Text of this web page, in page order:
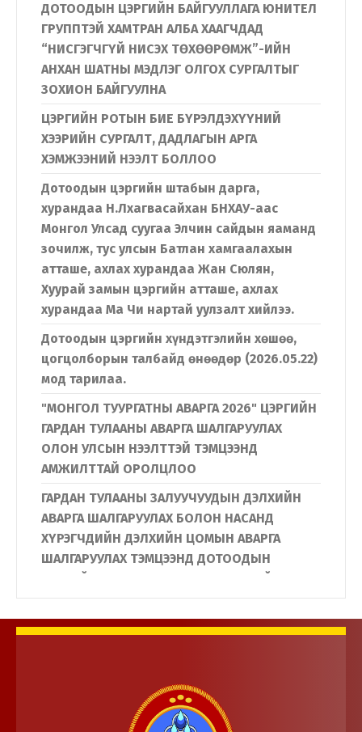
ДОТООДЫН ЦЭРГИЙН БАЙГУУЛЛАГА ЮНИТЕЛ
ГРУППТЭЙ ХАМТРАН АЛБА ХААГЧДАД
“НИСГЭГЧГҮЙ НИСЭХ ТӨХӨӨРӨМЖ”-ИЙН
АНХАН ШАТНЫ МЭДЛЭГ ОЛГОХ СУРГАЛТЫГ
ЗОХИОН БАЙГУУЛНА
ЦЭРГИЙН РОТЫН БИЕ БҮРЭЛДЭХҮҮНИЙ
ХЭЭРИЙН СУРГАЛТ, ДАДЛАГЫН АРГА
ХЭМЖЭЭНИЙ НЭЭЛТ БОЛЛОО
Дотоодын цэргийн штабын дарга,
хурандаа Н.Лхагвасайхан БНХАУ-аас
Монгол Улсад суугаа Элчин сайдын яаманд
зочилж, тус улсын Батлан хамгаалахын
атташе, ахлах хурандаа Жан Сюлян,
Хуурай замын цэргийн атташе, ахлах
хурандаа Ма Чи нартай уулзалт хийлээ.
Дотоодын цэргийн хүндэтгэлийн хөшөө,
цогцолборын талбайд өнөөдөр (2026.05.22)
мод тарилаа.
"МОНГОЛ ТУУРГАТНЫ АВАРГА 2026" ЦЭРГИЙН
ГАРДАН ТУЛААНЫ АВАРГА ШАЛГАРУУЛАХ
ОЛОН УЛСЫН НЭЭЛТТЭЙ ТЭМЦЭЭНД
АМЖИЛТТАЙ ОРОЛЦЛОО
ГАРДАН ТУЛААНЫ ЗАЛУУЧУУДЫН ДЭЛХИЙН
АВАРГА ШАЛГАРУУЛАХ БОЛОН НАСАНД
ХҮРЭГЧДИЙН ДЭЛХИЙН ЦОМЫН АВАРГА
ШАЛГАРУУЛАХ ТЭМЦЭЭНД ДОТООДЫН